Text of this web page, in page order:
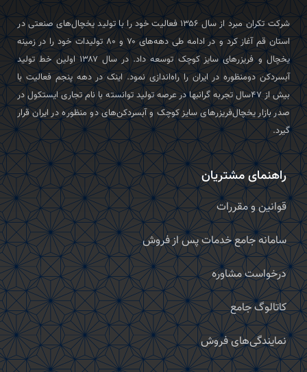
شرکت تکران‌ مبرد از سال ۱۳۵۶ فعالیت خود را با تولید یخچال‌های صنعتی در
استان قم آغاز کرد و در ادامه طی دهه‌های ۷۰ و ۸۰ تولیدات خود را در زمینه
یخچال و فریزرهای سایز کوچک توسعه داد. در سال ۱۳۸۷ اولین خط تولید
آبسردکن دومنظوره در ایران را راه‌اندازی نمود. اینک در دهه پنجم فعالیت با
بیش از ۴۷سال تجربه گرانبها در عرصه تولید توانسته با نام تجاری ایستکول در
صدر بازار یخچال‌فریزرهای سایز کوچک و آبسردکن‌های دو منظوره در ایران قرار
گیرد.
راهنمای مشتریان
قوانین و مقررات
سامانه جامع خدمات پس از فروش
درخواست مشاوره
کاتالوگ جامع
نمایندگی‌های فروش